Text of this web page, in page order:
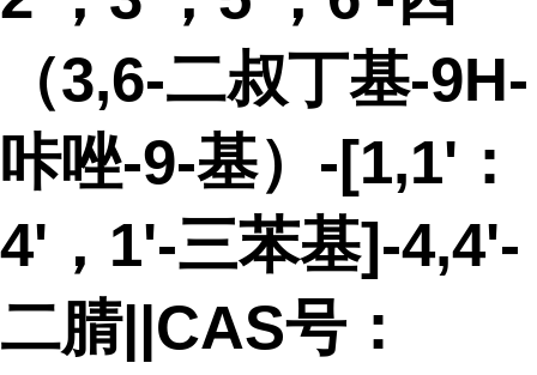
（3,6-二叔丁基-9H-
咔唑-9-基）-[1,1'：
4'，1'-三苯基]-4,4'-
二腈||CAS号：